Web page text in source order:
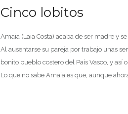
Cinco lobitos
Amaia (Laia Costa) acaba de ser madre y
Al ausentarse su pareja por trabajo unas
bonito pueblo costero del País Vasco, y
Lo que no sabe Amaia es que, aunque